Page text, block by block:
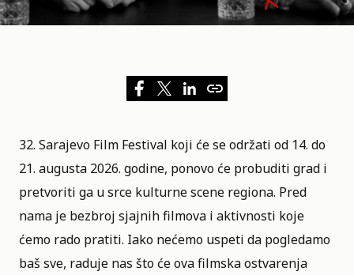
32. Sarajevo Film Festival koji će se održati od 14. do
21. augusta 2026. godine, ponovo će probuditi grad i
pretvoriti ga u srce kulturne scene regiona. Pred
nama je bezbroj sjajnih filmova i aktivnosti koje
ćemo rado pratiti. Iako nećemo uspeti da pogledamo
baš sve, raduje nas što će ova filmska ostvarenja